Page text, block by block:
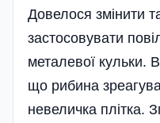
Довелося змінити
застосовувати
металевої кульки.
що рибина
невеличка плітка.